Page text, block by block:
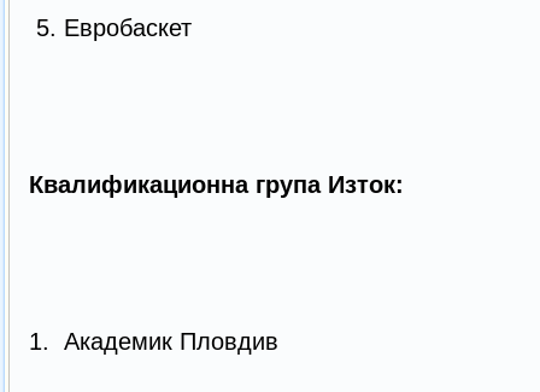
5. Евробаскет
Квалификационна група Изток:
1. Академик Пловдив